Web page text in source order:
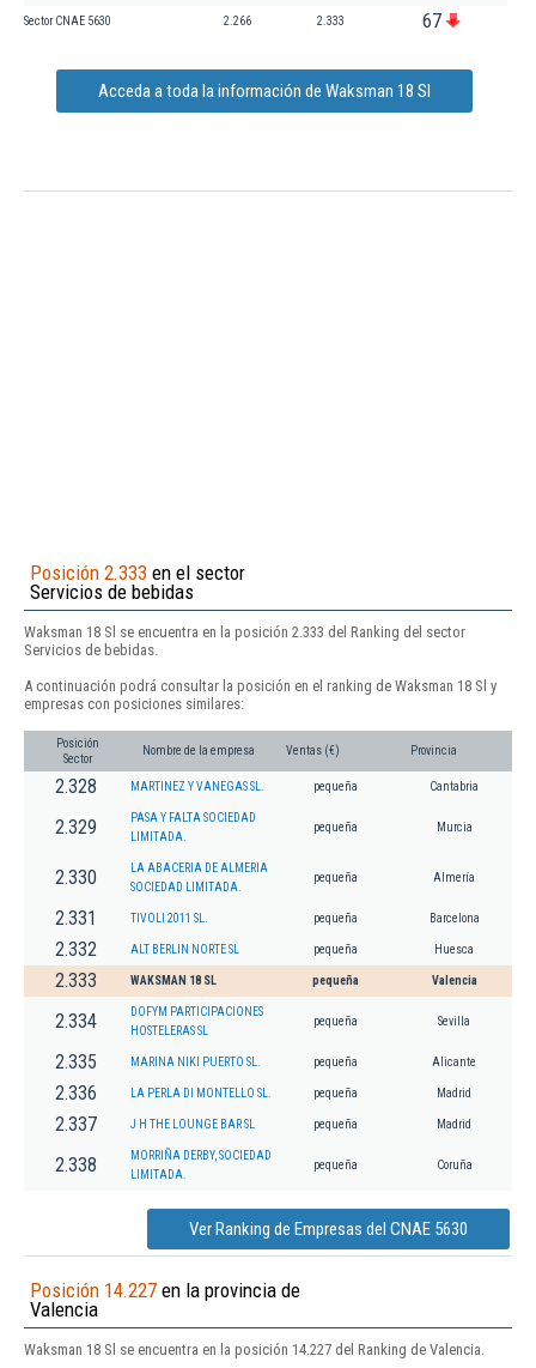
Sector CNAE 5630 2.266 2.333 67
Acceda a toda la información de Waksman 18 Sl
Posición 2.333 en el sector
Servicios de bebidas
Waksman 18 Sl se encuentra en la posición 2.333 del Ranking del sector
Servicios de bebidas.
A continuación podrá consultar la posición en el ranking de Waksman 18 Sl y
empresas con posiciones similares:
Posición
Sector
Nombre de la empresa Ventas (€) Provincia
2.328 MARTINEZ Y VANEGAS SL. pequeña Cantabria
2.329
PASA Y FALTA SOCIEDAD
LIMITADA.
pequeña Murcia
2.330
LA ABACERIA DE ALMERIA
SOCIEDAD LIMITADA.
pequeña Almería
2.331 TIVOLI 2011 SL. pequeña Barcelona
2.332 ALT BERLIN NORTE SL pequeña Huesca
2.333 WAKSMAN 18 SL pequeña Valencia
2.334
DOFYM PARTICIPACIONES
HOSTELERAS SL
pequeña Sevilla
2.335 MARINA NIKI PUERTO SL. pequeña Alicante
2.336 LA PERLA DI MONTELLO SL. pequeña Madrid
2.337 J H THE LOUNGE BAR SL pequeña Madrid
2.338
MORRIÑA DERBY, SOCIEDAD
LIMITADA.
pequeña Coruña
Ver Ranking de Empresas del CNAE 5630
Posición 14.227 en la provincia de
Valencia
Waksman 18 Sl se encuentra en la posición 14.227 del Ranking de Valencia.